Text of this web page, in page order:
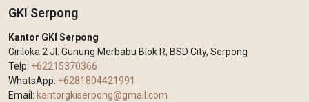
GKI Serpong
Kantor GKI Serpong
Giriloka 2 Jl. Gunung Merbabu Blok R, BSD City, Serpong
Telp: +62215370366
WhatsApp: +6281804421991
Email: kantorgkiserpong@gmail.com